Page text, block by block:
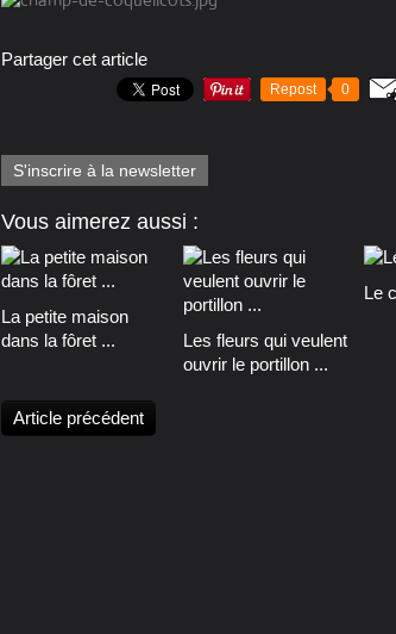
Partager cet article
Repost 0
S'inscrire à la newsletter
Vous aimerez aussi :
La petite maison
dans la fôret ...
Les fleurs qui veulent
ouvrir le portillon ...
Le
Article précédent